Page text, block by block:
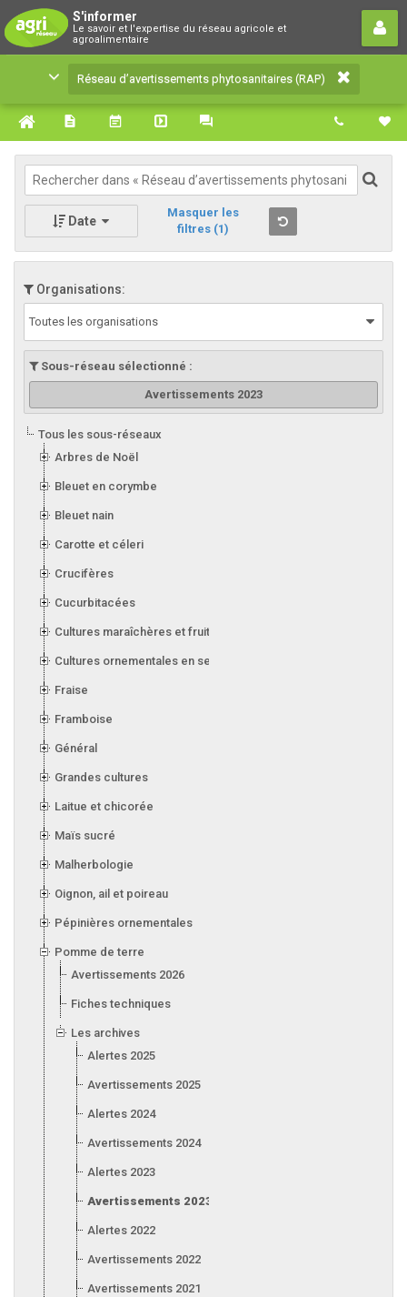
S'informer
Le savoir et l'expertise du réseau agricole et
agroalimentaire
Réseau d’avertissements
phytosanitaires (RAP)
Le savoir et l'expertise du réseau agricole et
agroalimentaire
Réseau d’avertissements phytosanitaires (RAP)
Date
Masquer les
filtres (1)
Organisations:
Toutes les organisations
Sous-réseau sélectionné :
Avertissements 2023
Tous les sous-réseaux
Arbres de Noël
Bleuet en corymbe
Bleuet nain
Carotte et céleri
Crucifères
Cucurbitacées
Cultures maraîchères et fruitières en serre
Cultures ornementales en serre
Fraise
Framboise
Général
Grandes cultures
Laitue et chicorée
Maïs sucré
Malherbologie
Oignon, ail et poireau
Pépinières ornementales
Pomme de terre
Avertissements 2026
Fiches techniques
Les archives
Alertes 2025
Avertissements 2025
Alertes 2024
Avertissements 2024
Alertes 2023
Avertissements 2023
Alertes 2022
Avertissements 2022
Avertissements 2021